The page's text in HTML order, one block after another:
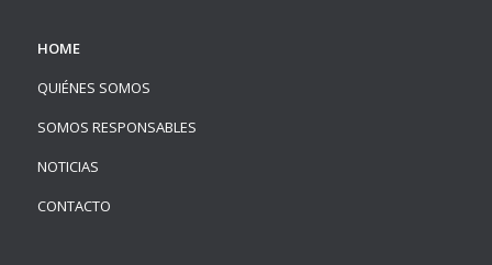
HOME
QUIÉNES SOMOS
SOMOS RESPONSABLES
NOTICIAS
CONTACTO